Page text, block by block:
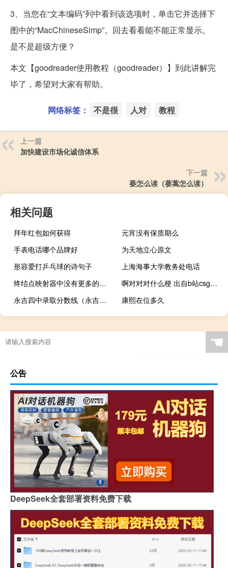
3、当您在“文本编码”列中看到该选项时，单击它并选择下
图中的“MacChineseSimp”。回去看看能不能正常显示。
是不是超级方便？
本文【goodreader使用教程（goodreader）】到此讲解完
毕了，希望对大家有帮助。
网络标签： 不是很 人对 教程
上一篇
加快建设市场化诚信体系
下一篇
蒌怎么读（蒌蒿怎么读）
相关问题
拜年红包如何获得
元宵没有保质期么
手表电话哪个品牌好
为天地立心原文
形容爱打乒乓球的诗句子
上海海事大学教务处电话
终结点映射器中没有更多的终结点可用win7（终结点映射器中没有更多的终结点可用）
啊对对对什么梗 出自b站csgo主播王喜顺什么梗
永吉四中录取分数线（永吉四中）
康熙在位多久
☚
公告
DeepSeek全套部署资料免费下载